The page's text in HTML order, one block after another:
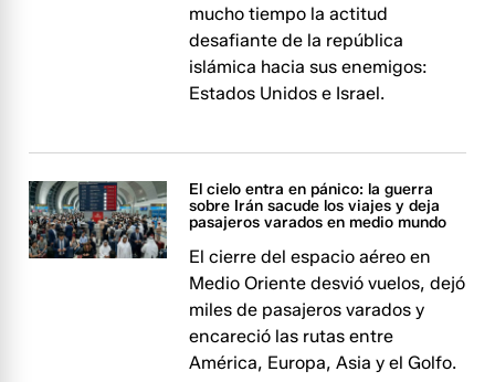
mucho tiempo la actitud
desafiante de la república
islámica hacia sus enemigos:
Estados Unidos e Israel.
El cielo entra en pánico: la guerra
sobre Irán sacude los viajes y deja
pasajeros varados en medio mundo
El cierre del espacio aéreo en
Medio Oriente desvió vuelos, dejó
miles de pasajeros varados y
encareció las rutas entre
América, Europa, Asia y el Golfo.